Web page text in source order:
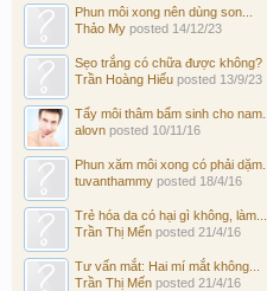
Phun môi xong nên dùng son...
Thảo My posted 14/12/23
Sẹo trắng có chữa được không?
Trần Hoàng Hiếu posted 13/9/23
Tẩy môi thâm bẩm sinh cho nam...
alovn posted 10/11/16
Phun xăm môi xong có phải dặm...
tuvanthammy posted 18/4/16
Trẻ hóa da có hại gì không, làm...
Trần Thị Mến posted 21/4/16
Tư vấn mắt: Hai mí mắt không...
Trần Thị Mến posted 21/4/16